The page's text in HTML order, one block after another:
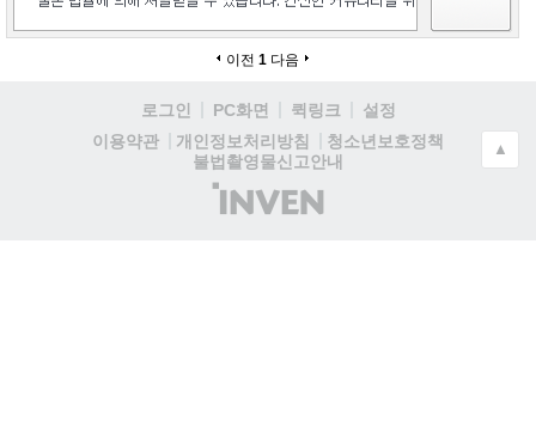
이전 1 다음
로그인 PC화면 퀵링크
설정
이용약관
개인정보처리방침
청소년보호정책
불법촬영물신고안내
(주)
인
▲